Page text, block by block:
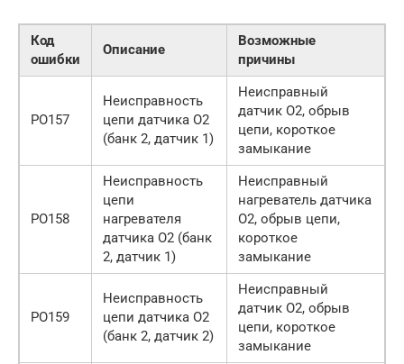
Код
ошибки
Описание
Возможные
причины
PO157
Неисправность
цепи датчика O2
(банк 2, датчик 1)
Неисправный
датчик O2, обрыв
цепи, короткое
замыкание
PO158
Неисправность
цепи
нагревателя
датчика O2 (банк
2, датчик 1)
Неисправный
нагреватель датчика
O2, обрыв цепи,
короткое
замыкание
PO159
Неисправность
цепи датчика O2
(банк 2, датчик 2)
Неисправный
датчик O2, обрыв
цепи, короткое
замыкание